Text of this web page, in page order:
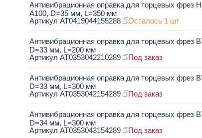
Антивибрационная оправка для торцевых фрез
A100, D=35 мм, L=350 мм
АртикулAT0419044155288 Осталось 1 шт
Антивибрационная оправка для торцевых фрез
D=33 мм, L=200 мм
АртикулAT0353042210289 Под заказ
Антивибрационная оправка для торцевых фрез
D=33 мм, L=300 мм
АртикулAT0353042154289 Под заказ
Антивибрационная оправка для торцевых фрез
D=34 мм, L=300 мм
АртикулAT0353043154289 Под заказ